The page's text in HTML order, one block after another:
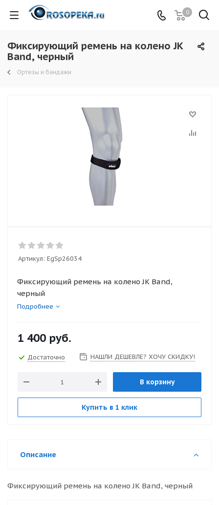
0
Фиксирующий ремень на колено JK
Band, черный
Ортезы и бандажи
Артикул: EgSp26034
Фиксирующий ремень на колено JK Band,
черный
Подробнее
1 400 руб.
Достаточно НАШЛИ ДЕШЕВЛЕ? ХОЧУ СКИДКУ!
В корзину
Купить в 1 клик
Описание
Фиксирующий ремень на колено JK Band, черный